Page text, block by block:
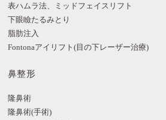
表ハムラ法、ミッドフェイスリフト
下眼瞼たるみとり
脂肪注入
Fontonaアイリフト(目の下レーザー治療)
鼻整形
隆鼻術
隆鼻術(手術)